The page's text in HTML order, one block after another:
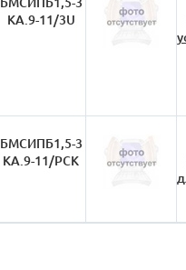
КА.9-11/3U
БМСИПБ1,5-3
КА.9-11/РСК